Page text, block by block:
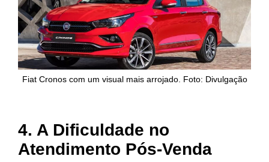
Fiat Cronos com um visual mais arrojado. Foto: Divulgação
4. A Dificuldade no
Atendimento Pós-Venda